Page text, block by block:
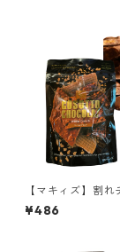
【マキィズ】割れ
ットショコラ ワッ
チ 50g チョコレ
¥486